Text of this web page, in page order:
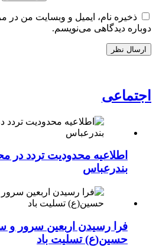
ذخیره نام، ایمیل و وبسایت من در
دوباره دیدگاهی می‌نویسم.
اجتماعی
اطلاعیه محدودیت تردد در
بندرعباس
فرا رسیدن اربعین سرور و
حسین(ع) تسلیت باد